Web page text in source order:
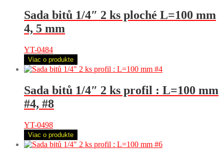
Sada bitů 1/4″ 2 ks ploché L=100 mm
4, 5 mm
YT-0484
Viac o produkte
Sada bitů 1/4″ 2 ks profil : L=100 mm
#4, #8
YT-0498
Viac o produkte